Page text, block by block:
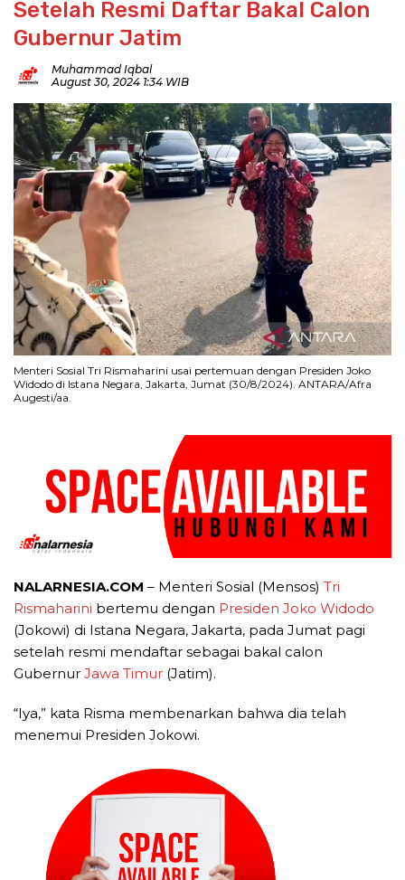
Setelah Resmi Daftar Bakal Calon
Gubernur Jatim
Muhammad Iqbal
August 30, 2024 1:34 WIB
Menteri Sosial Tri Rismaharini usai pertemuan dengan Presiden Joko
Widodo di Istana Negara, Jakarta, Jumat (30/8/2024). ANTARA/Afra
Augesti/aa.
NALARNESIA.COM – Menteri Sosial (Mensos) Tri
Rismaharini bertemu dengan Presiden Joko Widodo
(Jokowi) di Istana Negara, Jakarta, pada Jumat pagi
setelah resmi mendaftar sebagai bakal calon
Gubernur Jawa Timur (Jatim).
“Iya,” kata Risma membenarkan bahwa dia telah
menemui Presiden Jokowi.